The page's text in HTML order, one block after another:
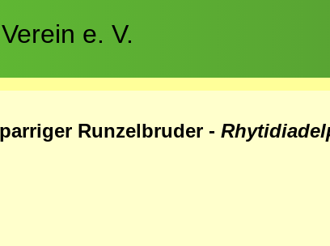
e. V.
Runzelbruder -